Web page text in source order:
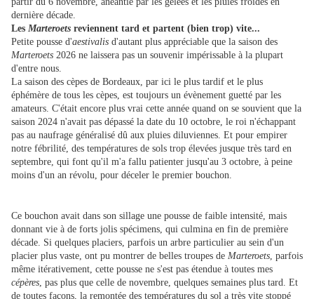
dernière décade.
Les Marteroets reviennent tard et partent (bien trop) vite...
Petite pousse d'aestivalis d'autant plus appréciable que la saison des
Marteroets 2026 ne laissera pas un souvenir impérissable à la plupart
d'entre nous.
La saison des cèpes de Bordeaux, par ici le plus tardif et le plus
éphémère de tous les cèpes, est toujours un évènement guetté par les
amateurs. C'était encore plus vrai cette année quand on se souvient que la
saison 2024 n'avait pas dépassé la date du 10 octobre, le roi n'échappant
pas au naufrage généralisé dû aux pluies diluviennes. Et pour empirer
notre fébrilité, des températures de sols trop élevées jusque très tard en
septembre, qui font qu'il m'a fallu patienter jusqu'au 3 octobre, à peine
moins d'un an révolu, pour déceler le premier bouchon.
Ce bouchon avait dans son sillage une pousse de faible intensité, mais
donnant vie à de forts jolis spécimens, qui culmina en fin de première
décade. Si quelques placiers, parfois un arbre particulier au sein d'un
placier plus vaste, ont pu montrer de belles troupes de Marteroets, parfois
même itérativement, cette pousse ne s'est pas étendue à toutes mes
cépères, pas plus que celle de novembre, quelques semaines plus tard. Et
de toutes façons, la remontée des températures du sol a très vite stoppé